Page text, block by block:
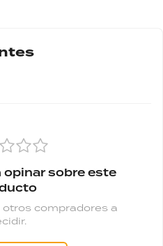
opinar sobre este
otros compradores a